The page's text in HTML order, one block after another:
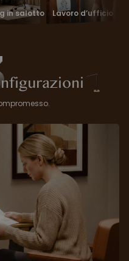
Lavoro d’ufficio Cucito